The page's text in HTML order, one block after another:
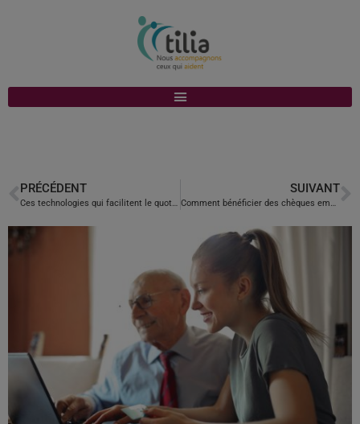
PRÉCÉDENT
Ces technologies qui facilitent le quotidien des personnes fragilisées
SUIVANT
Comment bénéficier des chèques emploi service (CESU) ?